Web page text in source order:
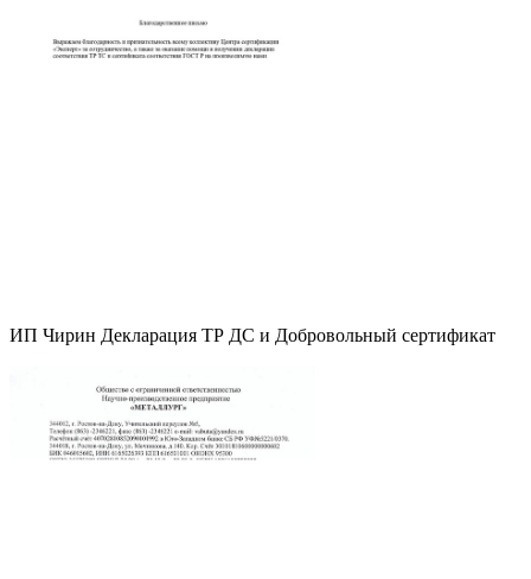
ИП Чирин Декларация ТР ДС и Добровольный сертификат